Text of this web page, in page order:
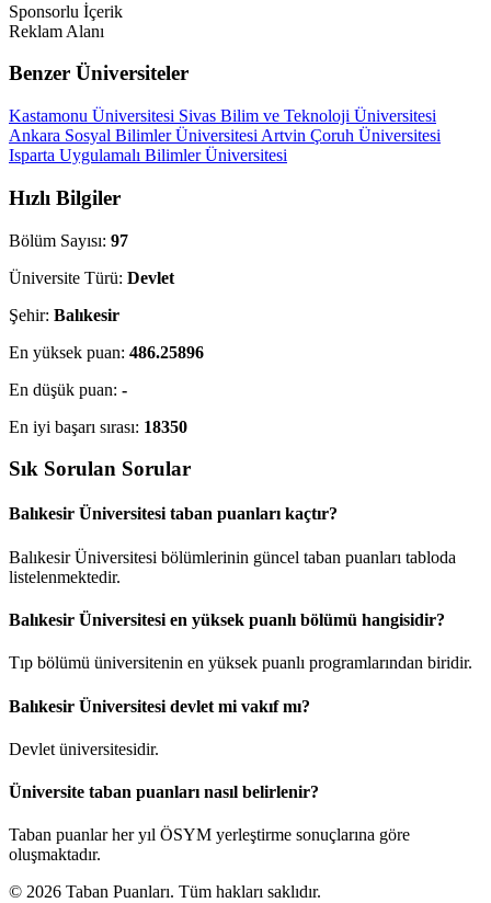
Sponsorlu İçerik
Reklam Alanı
Benzer Üniversiteler
Kastamonu Üniversitesi Sivas Bilim ve Teknoloji Üniversitesi
Ankara Sosyal Bilimler Üniversitesi Artvin Çoruh Üniversitesi
Isparta Uygulamalı Bilimler Üniversitesi
Hızlı Bilgiler
Bölüm Sayısı: 97
Üniversite Türü: Devlet
Şehir: Balıkesir
En yüksek puan: 486.25896
En düşük puan: -
En iyi başarı sırası: 18350
Sık Sorulan Sorular
Balıkesir Üniversitesi taban puanları kaçtır?
Balıkesir Üniversitesi bölümlerinin güncel taban puanları tabloda
listelenmektedir.
Balıkesir Üniversitesi en yüksek puanlı bölümü hangisidir?
Tıp bölümü üniversitenin en yüksek puanlı programlarından biridir.
Balıkesir Üniversitesi devlet mi vakıf mı?
Devlet üniversitesidir.
Üniversite taban puanları nasıl belirlenir?
Taban puanlar her yıl ÖSYM yerleştirme sonuçlarına göre
oluşmaktadır.
© 2026 Taban Puanları. Tüm hakları saklıdır.